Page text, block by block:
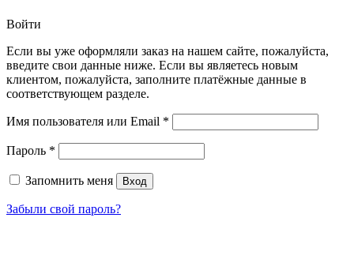
Войти
Если вы уже оформляли заказ на нашем сайте, пожалуйста,
введите свои данные ниже. Если вы являетесь новым
клиентом, пожалуйста, заполните платёжные данные в
соответствующем разделе.
Имя пользователя или Email *
Пароль *
Запомнить меня Вход
Забыли свой пароль?